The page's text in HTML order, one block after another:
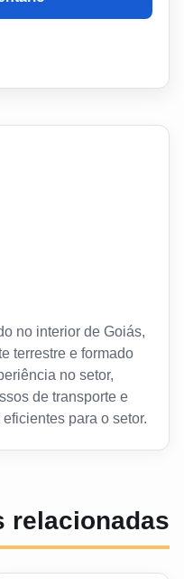
no interior de Goiás,
terrestre e formado
no setor,
de transporte e
para o setor.
relacionadas